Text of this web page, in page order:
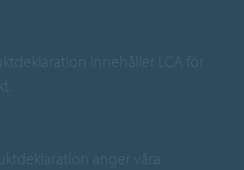
innehåller LCA för
anger våra